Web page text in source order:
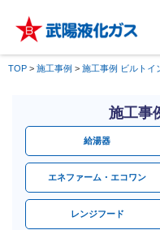
TOP > 施工事例 > 施工事例 ビルトイ
施工事
給湯器
エネファーム・エコワン
レンジフード